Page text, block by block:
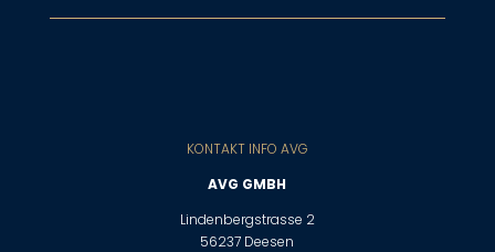
KONTAKT INFO AVG
AVG GMBH
Lindenbergstrasse 2
56237 Deesen